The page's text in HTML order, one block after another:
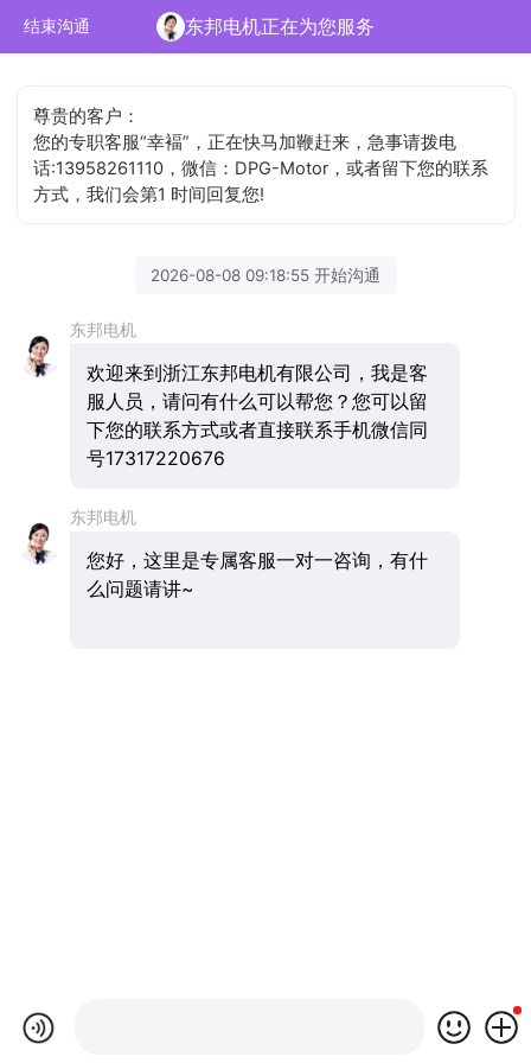
结束沟通 东邦电机正在为您服务
尊贵的客户：
您的专职客服“幸褔”，正在快马加鞭赶来，急事请拨电
话:13958261110，微信：DPG-Motor，或者留下您的联系
方式，我们会第1 时间回复您!
2026-08-08 09:18:55 开始沟通
东邦电机
欢迎来到浙江东邦电机有限公司，我是客
服人员，请问有什么可以帮您？您可以留
下您的联系方式或者直接联系手机微信同
号17317220676
东邦电机
您好，这里是专属客服一对一咨询，有什
么问题请讲~